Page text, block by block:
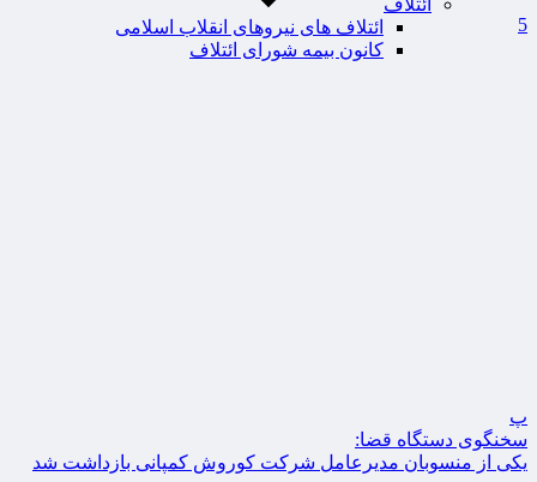
ائتلاف
ائتلاف های نیروهای انقلاب اسلامی
کانون بیمه شورای ائتلاف
5
پ
سخنگوی دستگاه قضا:
یکی از منسوبان مدیرعامل شرکت کوروش کمپانی بازداشت شد